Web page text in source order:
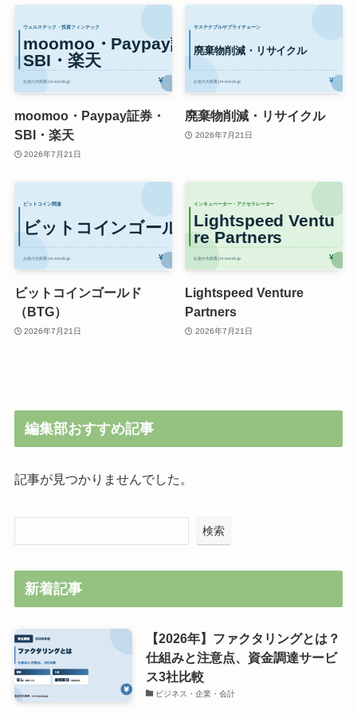
moomoo・Paypay証券・
SBI・楽天
2026年7月21日
廃棄物削減・リサイクル
2026年7月21日
ビットコインゴールド
（BTG）
2026年7月21日
Lightspeed Venture
Partners
2026年7月21日
編集部おすすめ記事
記事が見つかりませんでした。
検索
新着記事
【2026年】ファクタリングとは？
仕組みと注意点、資金調達サービ
ス3社比較
ビジネス・企業・会計